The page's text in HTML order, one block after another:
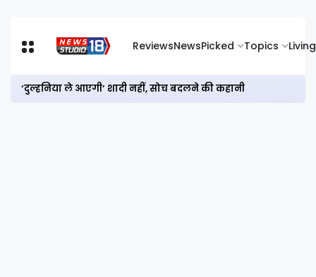
ReviewsNewsPicked Topics Living
‘दुल्हनिया ले आएगी’ शादी नहीं, सोच बदलने की कहानी